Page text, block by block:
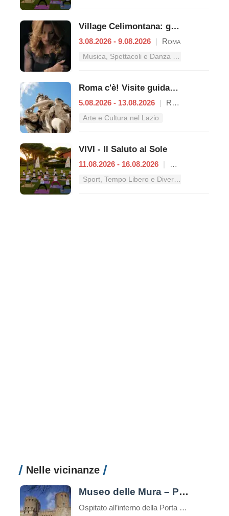
Village Celimontana: gli appuntamenti dal 3 al 9 agosto
3.08.2026 - 9.08.2026 | Roma
Roma c'è! Visite guidate (anche per bambini) dal 5 al 13 agosto 2026
5.08.2026 - 13.08.2026 | Roma
Arte e Cultura nel Lazio
VIVI - Il Saluto al Sole
11.08.2026 - 16.08.2026 |
Nelle vicinanze
Museo delle Mura – Porta San Sebastiano
Ospitato all’interno della Porta San Sebastiano delle mura Aureliane, il Museo delle Mura è stato realizzato nel 1990 ed offre ai visitatori un itinerario didattico che ripercorre la storia delle fortificazioni della città, dall’età regia e re